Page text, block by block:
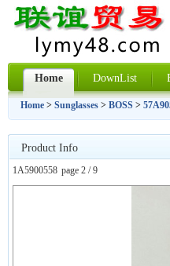
Home DownList
Home > Sunglasses > BOSS >
Product Info
1A5900558 page 2 / 9